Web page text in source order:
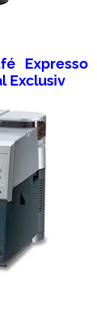
Expresso
Exclusiv